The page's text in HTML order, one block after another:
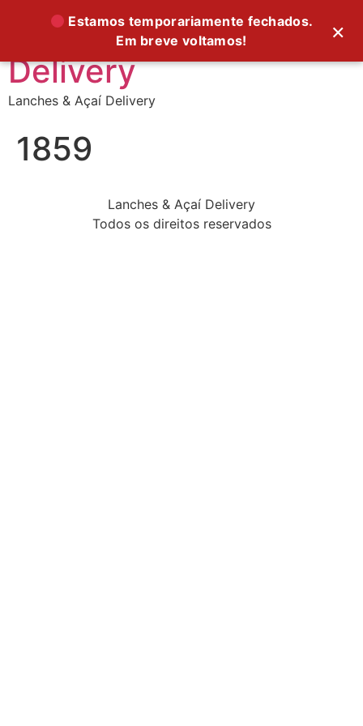
Supreme Foods
Delivery
Lanches & Açaí Delivery
1859
Lanches & Açaí Delivery
Todos os direitos reservados
×
Estamos temporariamente fechados.
Em breve voltamos!